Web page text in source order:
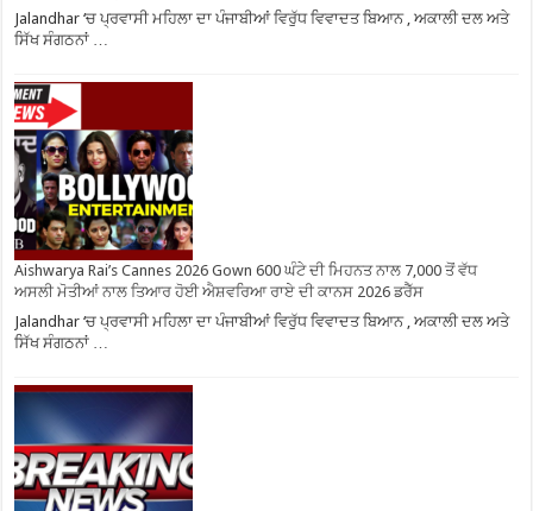
Jalandhar ‘ਚ ਪ੍ਰਵਾਸੀ ਮਹਿਲਾ ਦਾ ਪੰਜਾਬੀਆਂ ਵਿਰੁੱਧ ਵਿਵਾਦਤ ਬਿਆਨ , ਅਕਾਲੀ ਦਲ ਅਤੇ
ਸਿੱਖ ਸੰਗਠਨਾਂ …
Aishwarya Rai’s Cannes 2026 Gown 600 ਘੰਟੇ ਦੀ ਮਿਹਨਤ ਨਾਲ 7,000 ਤੋਂ ਵੱਧ
ਅਸਲੀ ਮੋਤੀਆਂ ਨਾਲ ਤਿਆਰ ਹੋਈ ਐਸ਼ਵਰਿਆ ਰਾਏ ਦੀ ਕਾਨਸ 2026 ਡਰੈੱਸ
Jalandhar ‘ਚ ਪ੍ਰਵਾਸੀ ਮਹਿਲਾ ਦਾ ਪੰਜਾਬੀਆਂ ਵਿਰੁੱਧ ਵਿਵਾਦਤ ਬਿਆਨ , ਅਕਾਲੀ ਦਲ ਅਤੇ
ਸਿੱਖ ਸੰਗਠਨਾਂ …